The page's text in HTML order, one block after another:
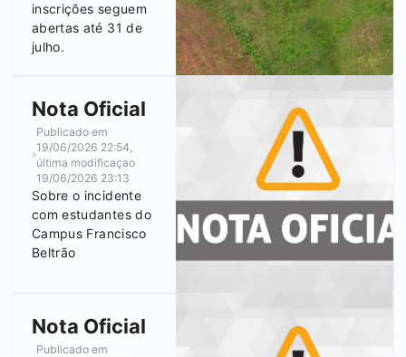
inscrições seguem
abertas até 31 de
julho.
Nota Oficial
Publicado em
19/06/2026 22:54,
última modificaçao
19/06/2026 23:13
Sobre o incidente
com estudantes do
Campus Francisco
Beltrão
Nota Oficial
Publicado em